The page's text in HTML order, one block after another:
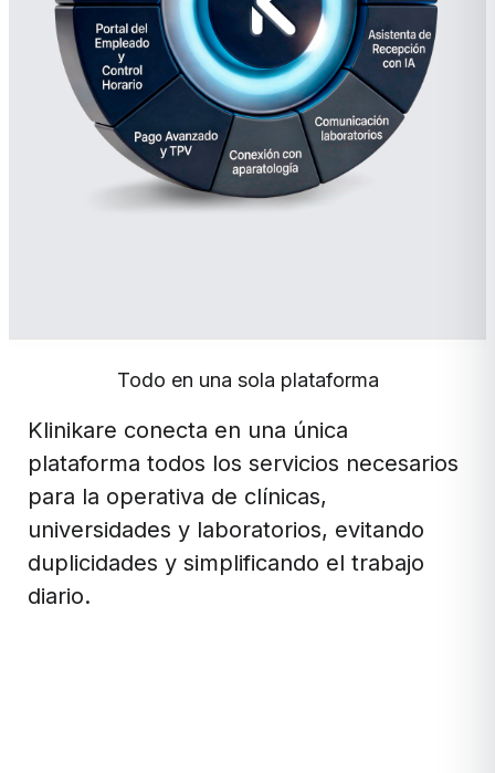
Todo en una sola plataforma
Klinikare conecta en una única
plataforma todos los servicios necesarios
para la operativa de clínicas,
universidades y laboratorios, evitando
duplicidades y simplificando el trabajo
diario.